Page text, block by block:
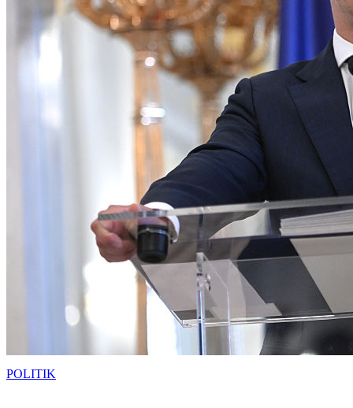
POLITIK